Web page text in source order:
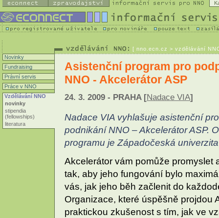
[ nno.ecn.cz > vzdělávání
Novinky
Fundraising
Právní servis
Práce v NNO
Vzdělávání NNO
novinky
stipendia
(fellowships)
literatura
Asistenční program pro
NNO - Akcelerátor ASP
24. 3. 2009 - PRAHA [Nadace VIA]
Nadace VIA vyhlašuje asistenční
podnikání NNO – Akcelerátor ASP.
programu je Západočeská
Akcelerátor vám pomůže
tak, aby jeho fungování bylo
vás, jak jeho běh začlenit do
Organizace, které úspěšně projdou
praktickou zkušenost s tím, jak ve